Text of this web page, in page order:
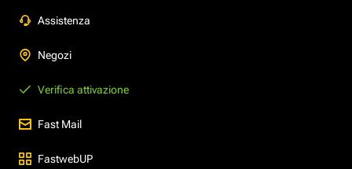
Assistenza
Negozi
Verifica attivazione
Fast Mail
FastwebUP